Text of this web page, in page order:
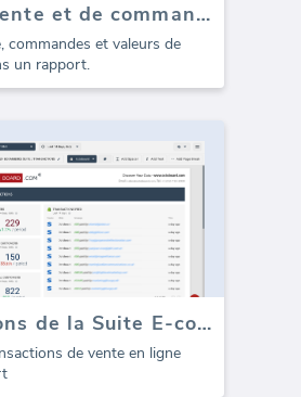
Suite de vente et de commandes de commerce électronique (Rapport)
commandes et valeurs de
un rapport.
Transactions de la Suite E-commerce (Rapport)
de vente en ligne